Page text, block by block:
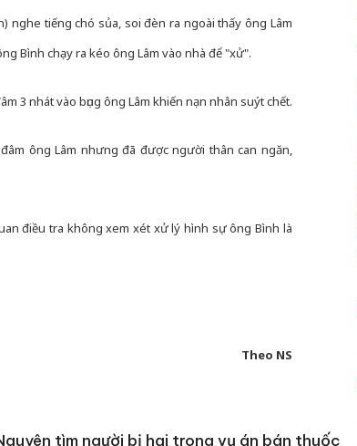
nghe tiếng chó sủa, soi đèn ra ngoài thấy ông Lâm
Bình chạy ra kéo ông Lâm vào nhà để "xử".
3 nhát vào bụng ông Lâm khiến nạn nhân suýt chết.
ông Lâm nhưng đã được người thân can ngăn,
điều tra không xem xét xử lý hình sự ông Bình là
Theo NS
tìm người bị hại trong vụ án bán thuốc